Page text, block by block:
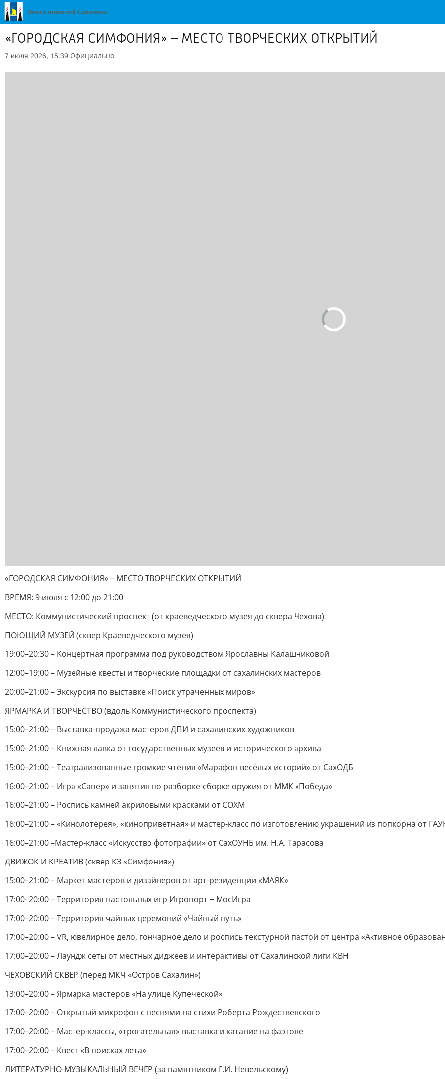
«ГОРОДСКАЯ СИМФОНИЯ» – МЕСТО ТВОРЧЕСКИХ ОТКРЫТИЙ
7 июля 2026, 15:39 Официально
«ГОРОДСКАЯ СИМФОНИЯ» – МЕСТО ТВОРЧЕСКИХ ОТКРЫТИЙ
ВРЕМЯ: 9 июля с 12:00 до 21:00
МЕСТО: Коммунистический проспект (от краеведческого музея до сквера Чехова)
ПОЮЩИЙ МУЗЕЙ (сквер Краеведческого музея)
19:00–20:30 – Концертная программа под руководством Ярославны Калашниковой
12:00–19:00 – Музейные квесты и творческие площадки от сахалинских мастеров
20:00–21:00 – Экскурсия по выставке «Поиск утраченных миров»
ЯРМАРКА И ТВОРЧЕСТВО (вдоль Коммунистического проспекта)
15:00–21:00 – Выставка-продажа мастеров ДПИ и сахалинских художников
15:00–21:00 – Книжная лавка от государственных музеев и исторического архива
15:00–21:00 – Театрализованные громкие чтения «Марафон весёлых историй» от СахОДБ
16:00–21:00 – Игра «Сапер» и занятия по разборке-сборке оружия от ММК «Победа»
16:00–21:00 – Роспись камней акриловыми красками от СОХМ
16:00–21:00 – «Кинолотерея», «киноприветная» и мастер-класс по изготовлению украшений из попкорна от
16:00–21:00 –Мастер-класс «Искусство фотографии» от СахОУНБ им. Н.А. Тарасова
ДВИЖОК И КРЕАТИВ (сквер КЗ «Симфония»)
15:00–21:00 – Маркет мастеров и дизайнеров от арт-резиденции «МАЯК»
17:00–20:00 – Территория настольных игр Игропорт + МосИгра
17:00–20:00 – Территория чайных церемоний «Чайный путь»
17:00–20:00 – VR, ювелирное дело, гончарное дело и роспись текстурной пастой от центра «Активное
17:00–20:00 – Лаундж сеты от местных диджеев и интерактивы от Сахалинской лиги КВН
ЧЕХОВСКИЙ СКВЕР (перед МКЧ «Остров Сахалин»)
13:00–20:00 – Ярмарка мастеров «На улице Купеческой»
17:00–20:00 – Открытый микрофон с песнями на стихи Роберта Рождественского
17:00–20:00 – Мастер-классы, «трогательная» выставка и катание на фаэтоне
17:00–20:00 – Квест «В поисках лета»
ЛИТЕРАТУРНО-МУЗЫКАЛЬНЫЙ ВЕЧЕР (за памятником Г.И. Невельскому)